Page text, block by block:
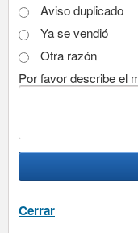
Aviso duplicado
Ya se vendió
Otra razón
Por favor describe el
Cerrar